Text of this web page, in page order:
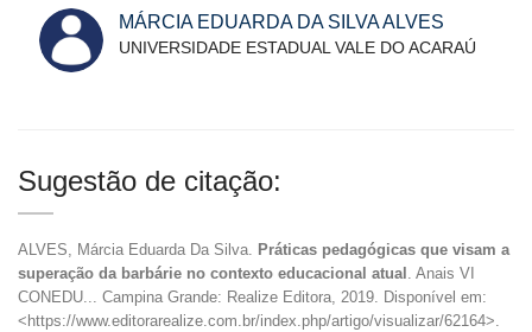
MÁRCIA EDUARDA DA SILVA ALVES
UNIVERSIDADE ESTADUAL VALE DO ACARAÚ
Sugestão de citação:
ALVES, Márcia Eduarda Da Silva. Práticas pedagógicas que visam a
superação da barbárie no contexto educacional atual . Anais VI
CONEDU... Campina Grande: Realize Editora, 2019. Disponível em:
<https://www.editorarealize.com.br/index.php/artigo/visualizar/62164>.